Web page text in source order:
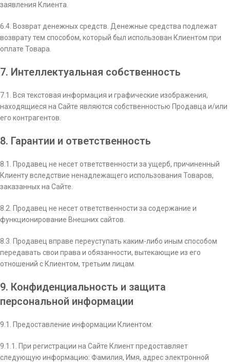
заявления Клиента.
6.4. Возврат денежных средств. Денежные средства подлежат
возврату тем способом, который был использован Клиентом при
оплате Товара.
7. Интеллектуальная собственность
7.1. Вся текстовая информация и графические изображения,
находящиеся на Сайте являются собственностью Продавца и/или
его контрагентов.
8. Гарантии и ответственность
8.1. Продавец не несет ответственности за ущерб, причиненный
Клиенту вследствие ненадлежащего использования Товаров,
заказанных на Сайте.
8.2. Продавец не несет ответственности за содержание и
функционирование Внешних сайтов.
8.3. Продавец вправе переуступать каким-­либо иным способом
передавать свои права и обязанности, вытекающие из его
отношений с Клиентом, третьим лицам.
9. Конфиденциальность и защита
персональной информации
9.1. Предоставление информации Клиентом:
9.1.1. При регистрации на Сайте Клиент предоставляет
следующую информацию: Фамилия, Имя, адрес электронной